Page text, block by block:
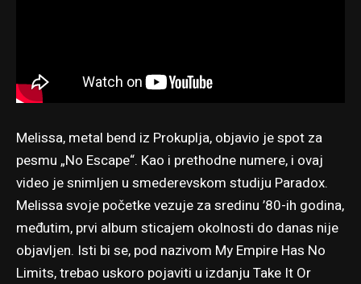
Melissa, metal bend iz Prokuplja, objavio je spot za
pesmu „No Escape“. Kao i prethodne numere, i ovaj
video je snimljen u smederevskom studiju Paradox.
Melissa svoje početke vezuje za sredinu ’80-ih godina,
međutim, prvi album sticajem okolnosti do danas nije
objavljen. Isti bi se, pod nazivom My Empire Has No
Limits, trebao uskoro pojaviti u izdanju Take It Or